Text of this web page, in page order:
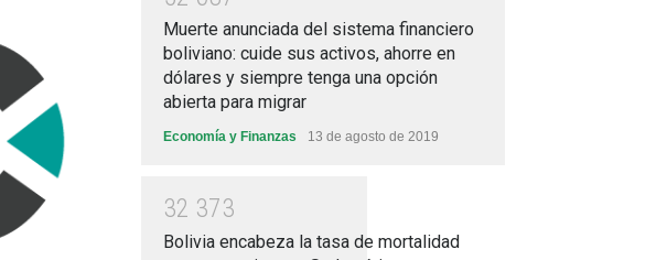
Muerte anunciada del sistema financiero
boliviano: cuide sus activos, ahorre en
dólares y siempre tenga una opción
abierta para migrar
Economía y Finanzas 13 de agosto de 2019
32 373
Bolivia encabeza la tasa de mortalidad